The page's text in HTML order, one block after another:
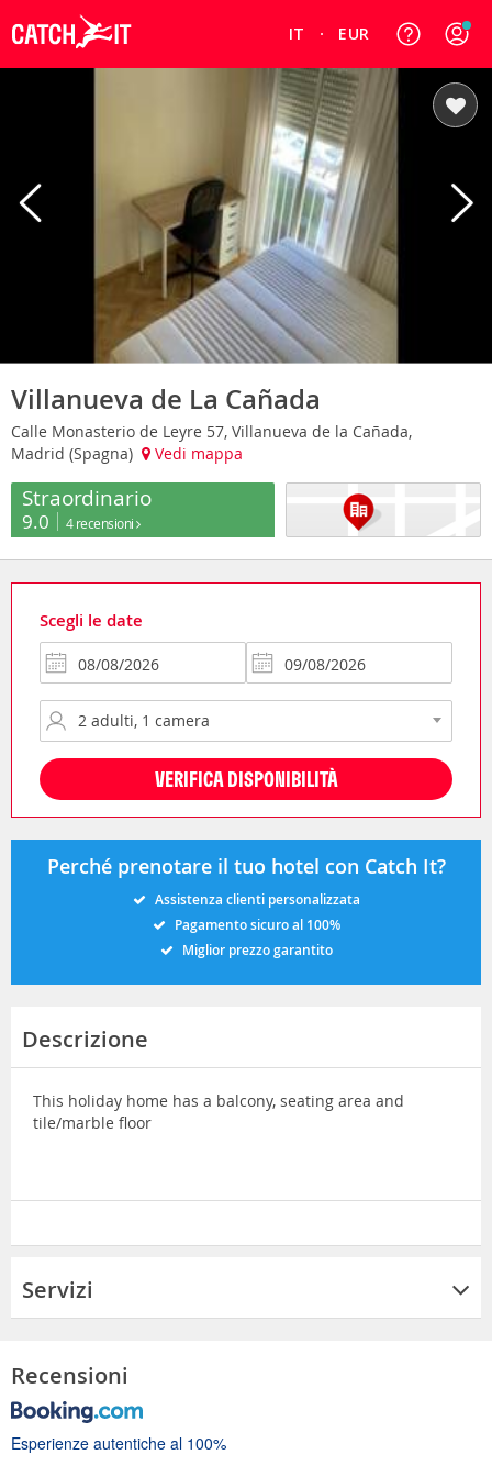
IT EUR
Villanueva de La Cañada
Calle Monasterio de Leyre 57, Villanueva de la Cañada,
Madrid (Spagna)
Vedi mappa
Straordinario
9.0 4 recensioni
Scegli le date
VERIFICA DISPONIBILITÀ
Perché prenotare il tuo hotel con Catch It?
Assistenza clienti personalizzata
Pagamento sicuro al 100%
Miglior prezzo garantito
Descrizione
This holiday home has a balcony, seating area and
tile/marble floor
Servizi
Recensioni
Esperienze autentiche al 100%